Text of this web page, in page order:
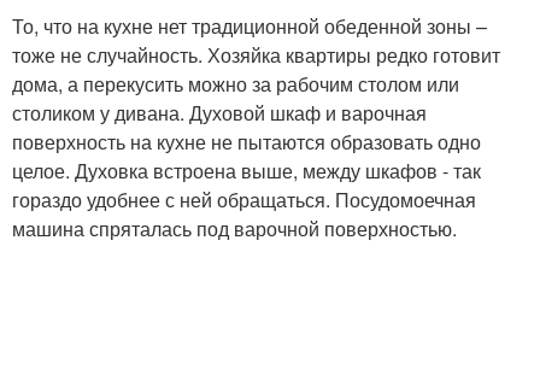
То, что на кухне нет традиционной обеденной зоны –
тоже не случайность. Хозяйка квартиры редко готовит
дома, а перекусить можно за рабочим столом или
столиком у дивана. Духовой шкаф и варочная
поверхность на кухне не пытаются образовать одно
целое. Духовка встроена выше, между шкафов - так
гораздо удобнее с ней обращаться. Посудомоечная
машина спряталась под варочной поверхностью.